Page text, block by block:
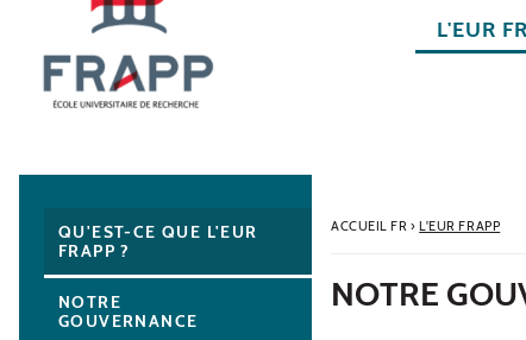
L'EUR
ACCUEIL FR› L'EUR FRAPP
NOTRE
QU'EST-CE QUE L'EUR
FRAPP ?
NOTRE
GOUVERNANCE